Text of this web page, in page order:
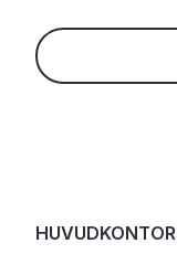
HUVUDKONTOR